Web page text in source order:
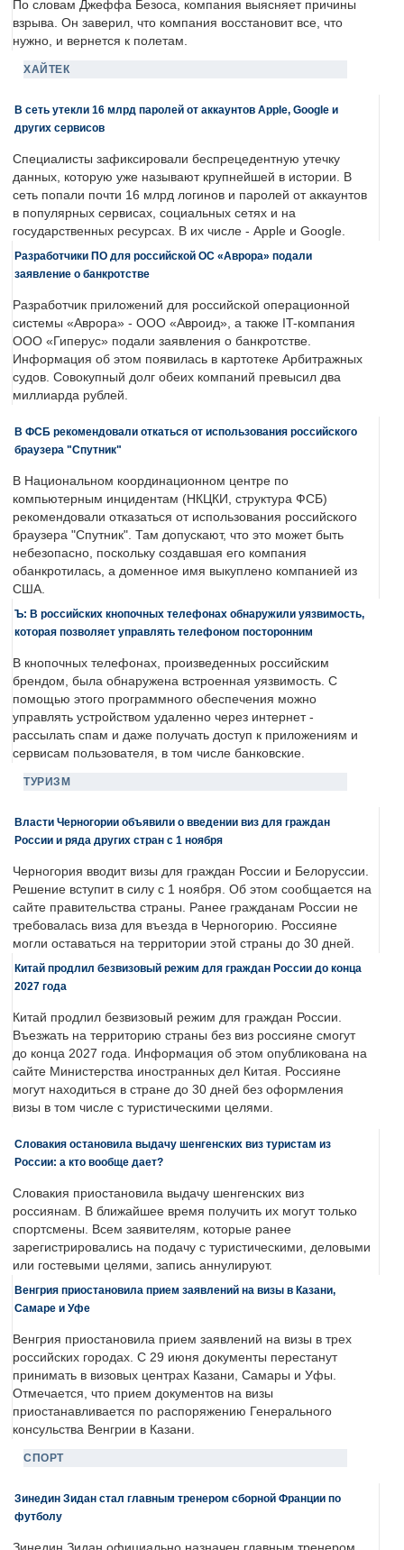
По словам Джеффа Безоса, компания выясняет причины
взрыва. Он заверил, что компания восстановит все, что
нужно, и вернется к полетам.
ХАЙТЕК
В сеть утекли 16 млрд паролей от аккаунтов Apple, Google и
других сервисов
Специалисты зафиксировали беспрецедентную утечку
данных, которую уже называют крупнейшей в истории. В
сеть попали почти 16 млрд логинов и паролей от аккаунтов
в популярных сервисах, социальных сетях и на
государственных ресурсах. В их числе - Apple и Google.
Разработчики ПО для российской ОС «Аврора» подали
заявление о банкротстве
Разработчик приложений для российской операционной
системы «Аврора» - ООО «Авроид», а также IT-компания
ООО «Гиперус» подали заявления о банкротстве.
Информация об этом появилась в картотеке Арбитражных
судов. Совокупный долг обеих компаний превысил два
миллиарда рублей.
В ФСБ рекомендовали откаться от использования российского
браузера "Спутник"
В Национальном координационном центре по
компьютерным инцидентам (НКЦКИ, структура ФСБ)
рекомендовали отказаться от использования российского
браузера "Спутник". Там допускают, что это может быть
небезопасно, поскольку создавшая его компания
обанкротилась, а доменное имя выкуплено компанией из
США.
Ъ: В российских кнопочных телефонах обнаружили уязвимость,
которая позволяет управлять телефоном посторонним
В кнопочных телефонах, произведенных российским
брендом, была обнаружена встроенная уязвимость. С
помощью этого программного обеспечения можно
управлять устройством удаленно через интернет -
рассылать спам и даже получать доступ к приложениям и
сервисам пользователя, в том числе банковские.
ТУРИЗМ
Власти Черногории объявили о введении виз для граждан
России и ряда других стран с 1 ноября
Черногория вводит визы для граждан России и Белоруссии.
Решение вступит в силу с 1 ноября. Об этом сообщается на
сайте правительства страны. Ранее гражданам России не
требовалась виза для въезда в Черногорию. Россияне
могли оставаться на территории этой страны до 30 дней.
Китай продлил безвизовый режим для граждан России до конца
2027 года
Китай продлил безвизовый режим для граждан России.
Въезжать на территорию страны без виз россияне смогут
до конца 2027 года. Информация об этом опубликована на
сайте Министерства иностранных дел Китая. Россияне
могут находиться в стране до 30 дней без оформления
визы в том числе с туристическими целями.
Словакия остановила выдачу шенгенских виз туристам из
России: а кто вообще дает?
Словакия приостановила выдачу шенгенских виз
россиянам. В ближайшее время получить их могут только
спортсмены. Всем заявителям, которые ранее
зарегистрировались на подачу с туристическими, деловыми
или гостевыми целями, запись аннулируют.
Венгрия приостановила прием заявлений на визы в Казани,
Самаре и Уфе
Венгрия приостановила прием заявлений на визы в трех
российских городах. С 29 июня документы перестанут
принимать в визовых центрах Казани, Самары и Уфы.
Отмечается, что прием документов на визы
приостанавливается по распоряжению Генерального
консульства Венгрии в Казани.
СПОРТ
Зинедин Зидан стал главным тренером сборной Франции по
футболу